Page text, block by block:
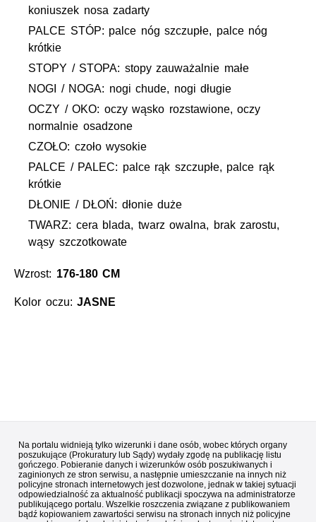
koniuszek nosa zadarty
PALCE STÓP: palce nóg szczupłe, palce nóg
krótkie
STOPY / STOPA: stopy zauważalnie małe
NOGI / NOGA: nogi chude, nogi długie
OCZY / OKO: oczy wąsko rozstawione, oczy
normalnie osadzone
CZOŁO: czoło wysokie
PALCE / PALEC: palce rąk szczupłe, palce rąk
krótkie
DŁONIE / DŁOŃ: dłonie duże
TWARZ: cera blada, twarz owalna, brak zarostu,
wąsy szczotkowate
Wzrost: 176-180 CM
Kolor oczu:JASNE
Na portalu widnieją tylko wizerunki i dane osób, wobec których organy
poszukujące (Prokuratury lub Sądy) wydały zgodę na publikację listu
gończego. Pobieranie danych i wizerunków osób poszukiwanych i
zaginionych ze stron serwisu, a następnie umieszczanie na innych niż
policyjne stronach internetowych jest dozwolone, jednak w takiej sytuacji
odpowiedzialność za aktualność publikacji spoczywa na administratorze
publikującego portalu. Wszelkie roszczenia związane z publikowaniem
bądź kopiowaniem zawartości serwisu na stronach innych niż policyjne